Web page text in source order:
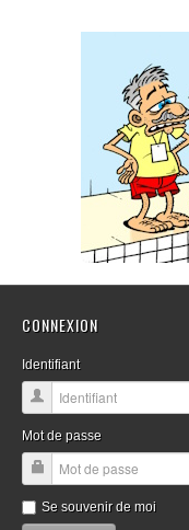
CONNEXION
Identifiant
Mot de passe
Se souvenir de moi